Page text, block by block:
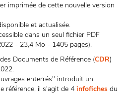
imprimée de cette nouvelle version
et actualisée.
dans un seul fichier PDF
- 23,4 Mo - 1405 pages).
Documents de Référence (CDR)
enterrés" introduit un
référence, il s'agit de 4 infofiches du